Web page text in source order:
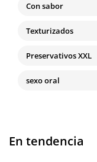
Con sabor
Texturizados
Preservativos XXL
sexo oral
En tendencia